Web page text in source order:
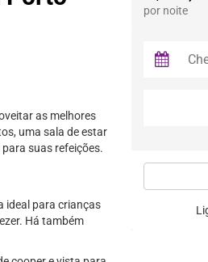
as melhores
uma sala de estar
suas refeições.
ideal para crianças
Há também
por noite